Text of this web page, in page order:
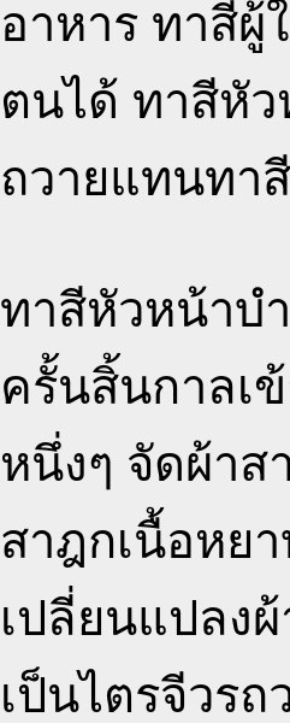
อาหาร ทาสีผู้
ตนได้ ทาสีหั
ถวายแทนทา
ทาสีหัวหน้าบ
ครั้นสิ้นกาลเ
หนึ่งๆ จัดผ้าส
สาฎกเนื้อหย
เปลี่ยนแปลง
เป็นไตรจีวร